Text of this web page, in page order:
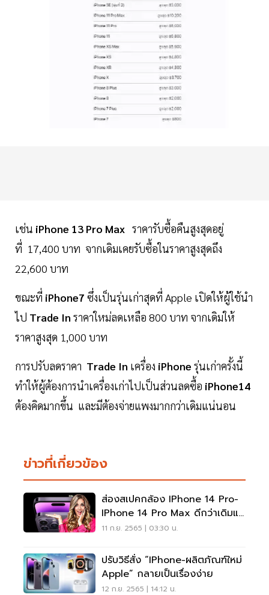
เช่น iPhone 13 Pro Max ราคารับซื้อคืนสูงสุดอยู่
ที่ 17,400 บาท จากเดิมเคยรับซื้อในราคาสูงสุดถึง
22,600 บาท
ขณะที่ iPhone7 ซึ่งเป็นรุ่นเก่าสุดที่ Apple เปิดให้ผู้ใช้นำ
ไป Trade In ราคาใหม่ลดเหลือ 800 บาท จากเดิมให้
ราคาสูงสุด 1,000 บาท
การปรับลดราคา Trade In เครื่อง iPhone รุ่นเก่าครั้งนี้
ทำให้ผู้ต้องการนำเครื่องเก่าไปเป็นส่วนลดซื้อ iPhone14
ต้องคิดมากขึ้น และมีต้องจ่ายแพงมากกว่าเดิมแน่นอน
ข่าวที่เกี่ยวข้อง
ส่องสเปคกล้อง IPhone 14 Pro-
IPhone 14 Pro Max ดีกว่าเดิมแค่
ไหน
11 ก.ย. 2565 | 03:30 น.
ปรับวิธีสั่ง “iPhone-ผลิตภัณฑ์ใหม่
Apple” กลายเป็นเรื่องง่าย
12 ก.ย. 2565 | 14:12 น.